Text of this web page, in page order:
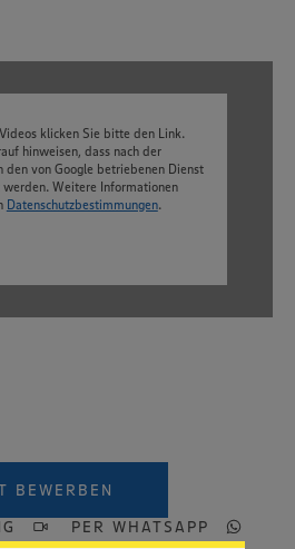
unserer Website zu
Ihre Daten, um unsere
und Ihnen möglichst relevante
Einwilligung in die Nutzung von
ist freiwillig und kann
klicken Sie bitte den Link.
hinweisen, dass nach der
den von Google betriebenen Dienst
Weitere Informationen
Datenschutzbestimmungen.
BEWERBEN
PER WHATSAPP